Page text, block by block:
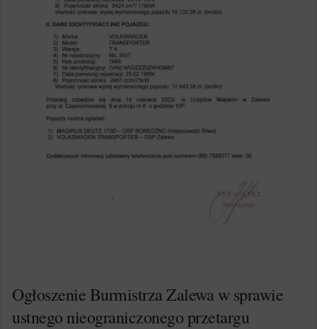
Ogłoszenie Burmistrza Zalewa w sprawie
ustnego nieograniczonego przetargu